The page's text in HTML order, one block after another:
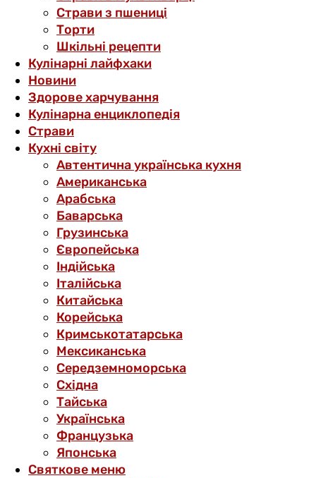
Страви з пшениці
Торти
Шкільні рецепти
Кулінарні лайфхаки
Новини
Здорове харчування
Кулінарна енциклопедія
Страви
Кухні світу
Автентична українська кухня
Американська
Арабська
Баварська
Грузинська
Європейська
Індійська
Італійська
Китайська
Корейська
Кримськотатарська
Мексиканська
Середземноморська
Східна
Тайська
Українська
Французька
Японська
Святкове меню